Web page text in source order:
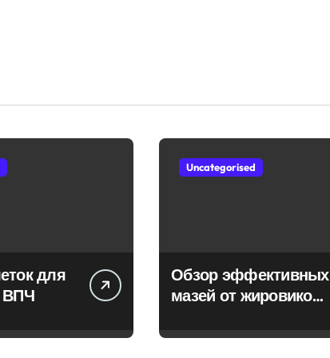
для
ВПЧ
Uncategorised
Обзор эффективных
мазей от жировиков
эффектом